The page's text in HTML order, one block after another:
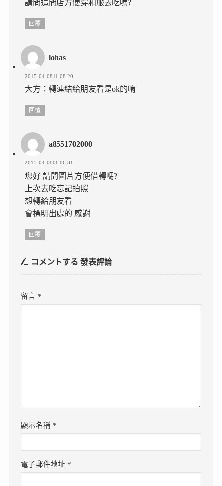
請問這間店方便穿和服去吃嗎?
回覆
lohas
2015-04-0811:08:20
大方：轉連結給朋友看是ok的唷
回覆
a8551702000
2015-04-0801:06:31
您好 請問圖片方便借轉嗎?
上次去吃忘記拍照
想轉給朋友看
會標明出處的 感謝
回覆
コメントする發表評論
留言 *
顯示名稱 *
電子郵件地址 *